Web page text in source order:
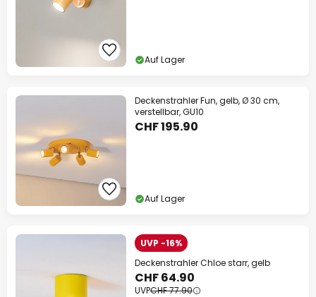
Auf Lager
Deckenstrahler Fun, gelb, Ø 30 cm,
verstellbar, GU10
CHF 195.90
Auf Lager
UVP -16%
Deckenstrahler Chloe starr, gelb
CHF 64.90
UVPCHF 77.90